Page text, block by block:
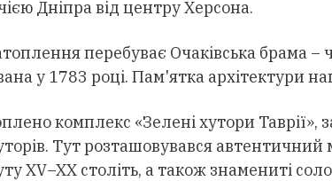
Дніпра від центру Херсона.
перебуває Очаківська брама
у 1783 році. Пам'ятка архітектури
комплекс «Зелені хутори Таврії»,
Тут розташовувався автентичний
XV–XX століть, а також знамениті